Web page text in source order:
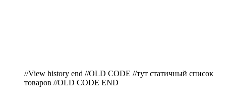
//View history end //OLD CODE //тут статичный список
товаров //OLD CODE END